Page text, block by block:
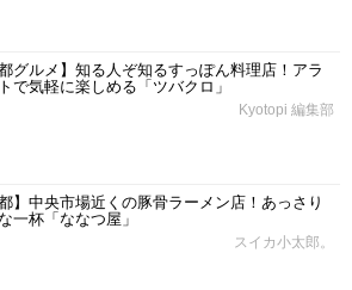
都グルメ】知る人ぞ知るすっぽん料理店！アラ
で気軽に楽しめる「ツバクロ」
Kyotopi 編集部
都】中央市場近くの豚骨ラーメン店！あっさり
一杯「ななつ屋」
スイカ小太郎。